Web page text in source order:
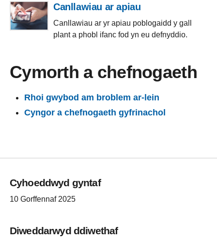
Canllawiau ar apiau
Canllawiau ar yr apiau poblogaidd y gall
plant a phobl ifanc fod yn eu defnyddio.
Cymorth a chefnogaeth
Rhoi gwybod am broblem ar-lein
Cyngor a chefnogaeth gyfrinachol
Cyhoeddwyd gyntaf
10 Gorffennaf 2025
Diweddarwyd ddiwethaf